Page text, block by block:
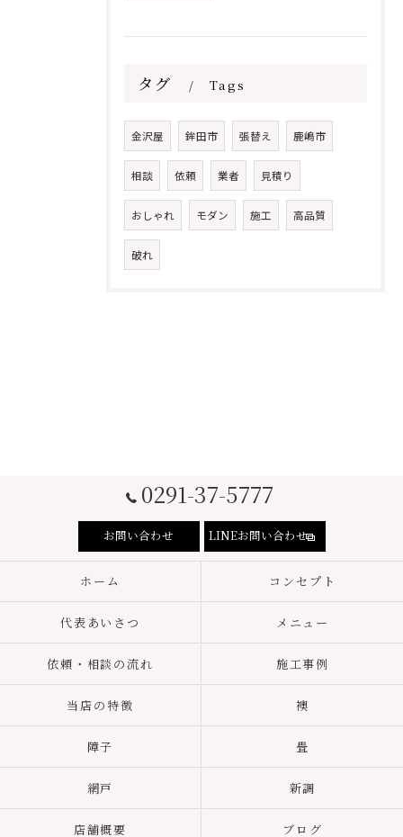
タグ Tags
金沢屋 鉾田市 張替え 鹿嶋市
相談 依頼 業者 見積り
おしゃれ モダン 施工 高品質
破れ
0291-37-5777
お問い合わせ LINEお問い合わせ
ホーム コンセプト
代表あいさつ メニュー
依頼・相談の流れ 施工事例
当店の特徴 襖
障子 畳
網戸 新調
店舗概要 ブログ